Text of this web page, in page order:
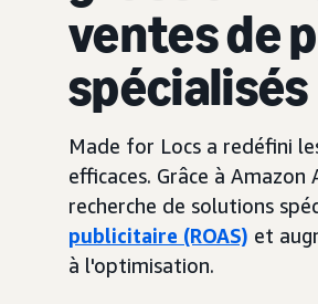
ventes de
spécialisés
Made for Locs a redéfini
efficaces. Grâce à
recherche de solutions
publicitaire (ROAS) et
à l'optimisation.